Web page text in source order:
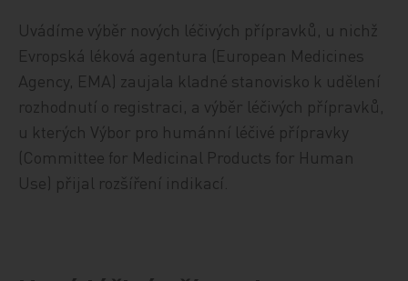
Uvádíme výběr nových léčivých přípravků, u nichž
Evropská léková agentura (European Medicines
Agency, EMA) zaujala kladné stanovisko k udělení
rozhodnutí o registraci, a výběr léčivých přípravků,
u kterých Výbor pro humánní léčivé přípravky
(Committee for Medicinal Products for Human
Use) přijal rozšíření indikací.